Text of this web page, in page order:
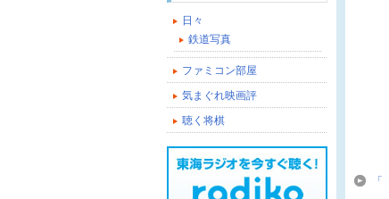
日々
鉄道写真
ファミコン部屋
気まぐれ映画評
聴く将棋